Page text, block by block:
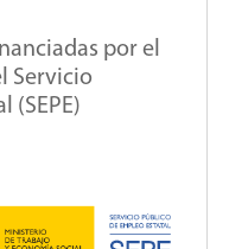
por el
Servicio
(SEPE)